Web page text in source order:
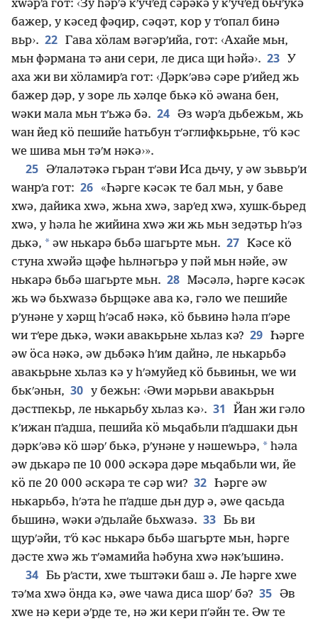
хԝәрʹа гот: ‹Зу һәрʹә кʹучʹед сәрәкә у кʹучʹед бьчʹукә
бажер, у кәсед фәԛир, сәԛәт, кор у тʹопал бинә
вьр›. 22 Гава хӧлам вәгәрʹийа, гот: ‹Ахайе мьн,
мьн фәрмана тә ани сери, ле диса щи һәйә›. 23
У
аха жи ви хӧламирʹа гот: ‹Дәркʹәвә сәре рʹийед жь
бажер дәр, у зоре ль хәлԛе бькә кӧ әԝана бен,
ԝәки мала мьн тʹьжә бә. 24 Әз ԝәрʹа дьбежьм, жь
ԝан йед кӧ пешийе һатьбун тʹәглифкьрьне, тʹӧ кәс
ԝе шива мьн тәʹм нәкә›».
25 Әʹлаләтәкә гьран тʹәви Иса дьчу, у әԝ зьвьрʹи
ԝанрʹа гот: 26
«Һәрге кәсәк те бал мьн, у баве
хԝә, дайика хԝә, жьна хԝә, зарʹед хԝә, хушк-бьред
хԝә, у һәла һе жийина хԝә жи жь мьн зедәтьр һʹәз
дькә, * әԝ нькарә бьбә шагьрте мьн. 27 Кәсе кӧ
стуна хԝәйә щәфе һьлнәгьрә у пәй мьн нәйе, әԝ
нькарә бьбә шагьрте мьн. 28 Мәсәлә, һәрге кәсәк
жь ԝә бьхԝазә бьрщәке ава кә, гәло ԝе пешийе
рʹунәне у хәрщ һʹәсаб нәкә, кӧ бьвинә һәла пʹәре
ԝи тʹере дькә, ԝәки авакьрьне хьлаз кә? 29 Һәрге
әԝ ӧса нәкә, әԝ дьбәкә һʹим дайнә, ле нькарьбә
авакьрьне хьлаз кә у һʹәмуйед кӧ бьвиньн, ԝе ԝи
бькʹәньн, 30 у бежьн: ‹Әԝи мәрьви авакьрьн
дәстпекьр, ле нькарьбу хьлаз кә›. 31
Йан жи гәло
кʹижан пʹадша, пешийа кӧ мьԛабьли пʹадшаки дьн
дәркʹәвә кӧ шәрʹ бькә, рʹунәне у нәшеԝьрә, * һәла
әԝ дькарә пе 10 000 әскәра дәре мьԛабьли ԝи, йе
кӧ пе 20 000 әскәра те сәр ԝи? 32 Һәрге әԝ
нькарьбә, һʹәта һе пʹадше дьн дур ә, әԝе ԛасьда
бьшинә, ԝәки әʹдьлайе бьхԝазә. 33 Бь ви
щурʹәйи, тʹӧ кәс нькарә бьбә шагьрте мьн, һәрге
дәсте хԝә жь тʹәмамийа һәбуна хԝә нәкʹьшинә.
34 Бь рʹасти, хԝе тьштәки баш ә. Ле һәрге хԝе
тәʹма хԝә ӧнда кә, әԝе чаԝа диса шорʹ бә? 35 Әв
хԝе нә кери әʹрде те, нә жи кери пʹәйн те. Әԝ те